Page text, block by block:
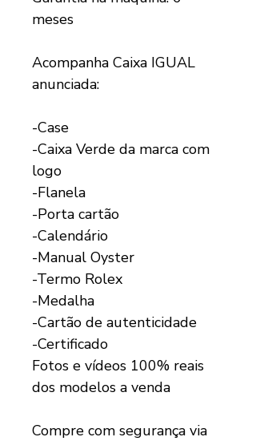
meses
Acompanha Caixa IGUAL
anunciada:
-Case
-Caixa Verde da marca com
logo
-Flanela
-Porta cartão
-Calendário
-Manual Oyster
-Termo Rolex
-Medalha
-Cartão de autenticidade
-Certificado
Fotos e vídeos 100% reais
dos modelos a venda
Compre com segurança via